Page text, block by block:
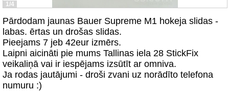
1/4
Pārdodam jaunas Bauer Supreme M1 hokeja slidas -
labas. ērtas un drošas slidas.
Pieejams 7 jeb 42eur izmērs.
Laipni aicināti pie mums Tallinas iela 28 StickFix
veikaliņā vai ir iespējams izsūtīt ar omniva.
Ja rodas jautājumi - droši zvani uz norādīto telefona
numuru :)